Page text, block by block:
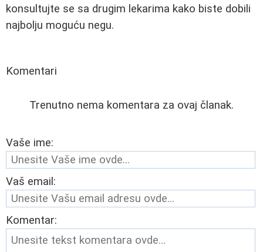
konsultujte se sa drugim lekarima kako biste dobili
najbolju moguću negu.
Komentari
Trenutno nema komentara za ovaj članak.
Vaše ime:
Vaš email:
Komentar: